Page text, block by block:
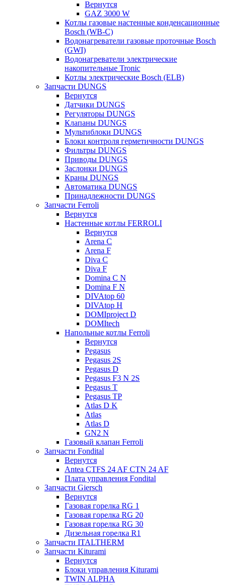
Вернутся
GAZ 3000 W
Котлы газовые настенные конденсационные
Bosch (WB-C)
Водонагреватели газовые проточные Bosch
(GWI)
Водонагреватели электрические
накопительные Tronic
Котлы электрические Bosch (ELB)
Запчасти DUNGS
Вернутся
Датчики DUNGS
Регуляторы DUNGS
Клапаны DUNGS
Мультиблоки DUNGS
Блоки контроля герметичности DUNGS
Фильтры DUNGS
Приводы DUNGS
Заслонки DUNGS
Краны DUNGS
Автоматика DUNGS
Принадлежности DUNGS
Запчасти Ferroli
Вернутся
Настенные котлы FERROLI
Вернутся
Arena C
Arena F
Diva C
Diva F
Domina C N
Domina F N
DIVAtop 60
DIVAtop H
DOMIproject D
DOMItech
Напольные котлы Ferroli
Вернутся
Pegasus
Pegasus 2S
Pegasus D
Pegasus F3 N 2S
Pegasus T
Pegasus TP
Atlas D K
Atlas
Atlas D
GN2 N
Газовый клапан Ferroli
Запчасти Fondital
Вернутся
Antea CTFS 24 AF CTN 24 AF
Плата управления Fondital
Запчасти Giersch
Вернутся
Газовая горелка RG 1
Газовая горелка RG 20
Газовая горелка RG 30
Дизельная горелка R1
Запчасти ITALTHERM
Запчасти Kiturami
Вернутся
Блоки управления Kiturami
TWIN ALPHA